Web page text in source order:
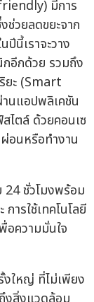
มีการ
ช่วยลดขยะจาก
นี้เราจะวาง
อีกด้วย รวมถึง
ยะ (Smart
นแอปพลิเคชัน
ไตล์ ด้วยคอนเซ
อนหรือทำงาน
24 ชั่วโมงพร้อม
ารใช้เทคโนโลยี
อความมั่นใจ
งใหญ่ ที่ไม่เพียง